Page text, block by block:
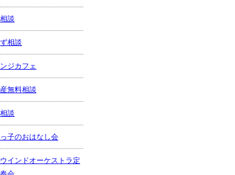
談
相談
ジカフェ
無料相談
談
子のおはなし会
インドオーケストラ定